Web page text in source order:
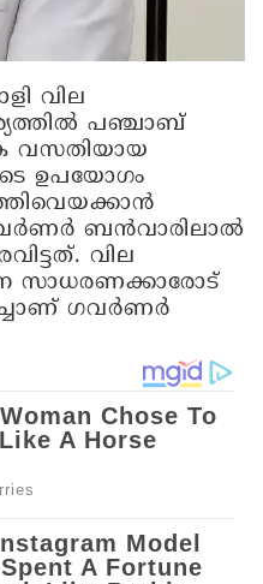
വില
പഞ്ചാബ്
വസതിയായ
ഉപയോഗം
ബന്‍വാരിലാല്‍
വില
സാധരണക്കാരോട്
ഗവർണർ